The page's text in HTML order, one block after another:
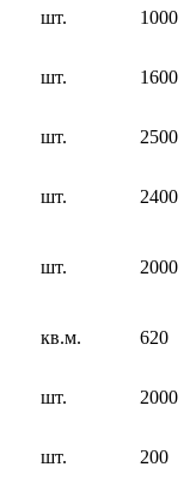
шт. 1000
шт. 1600
шт. 2500
шт. 2400
шт. 2000
кв.м. 620
шт. 2000
шт. 200